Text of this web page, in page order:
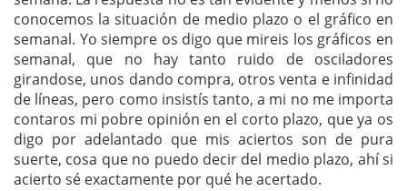
conocemos la situación de medio plazo o el gráfico en
semanal. Yo siempre os digo que mireis los gráficos en
semanal, que no hay tanto ruido de osciladores
girandose, unos dando compra, otros venta e infinidad
de líneas, pero como insistís tanto, a mi no me importa
contaros mi pobre opinión en el corto plazo, que ya os
digo por adelantado que mis aciertos son de pura
suerte, cosa que no puedo decir del medio plazo, ahí si
acierto sé exactamente por qué he acertado.